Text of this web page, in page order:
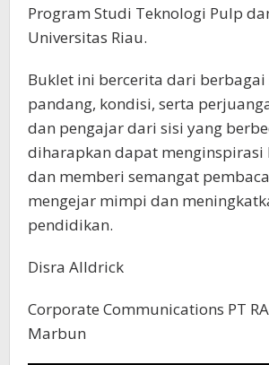
Program Studi Teknologi Pulp
Universitas Riau.
Buklet ini bercerita dari
pandang, kondisi, serta
dan pengajar dari sisi yang
diharapkan dapat menginspirasi
dan memberi semangat
mengejar mimpi dan
pendidikan.
Disra Alldrick
Corporate Communications PT
Marbun